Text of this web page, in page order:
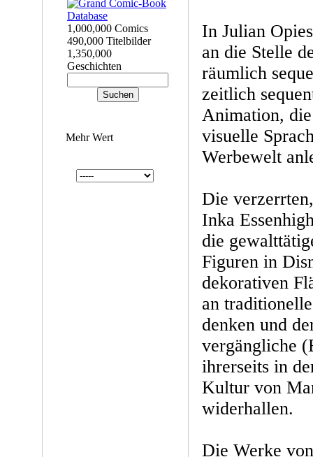
1,000,000 Comics
490,000 Titelbilder
1,350,000
Geschichten
Mehr Wert
In Julian
an die Stelle
räumlich
zeitlich
Animation,
visuelle
Werbewelt
Die
Inka
die
Figuren in
dekorativen
an
denken und
vergängliche
ihrerseits in
Kultur von
widerhallen.
Die Werke